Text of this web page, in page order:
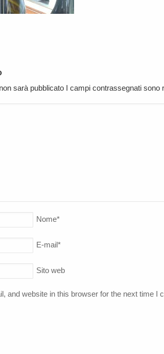
sarà pubblicato I campi contrassegnati sono
Nome*
E-mail*
Sito web
and website in this browser for the next time I